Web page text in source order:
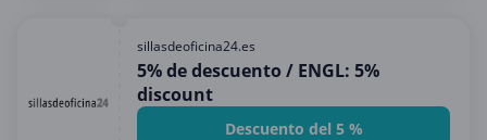
sillasdeoficina24.es
5% de descuento / ENGL: 5%
discount
Descuento del 5 %